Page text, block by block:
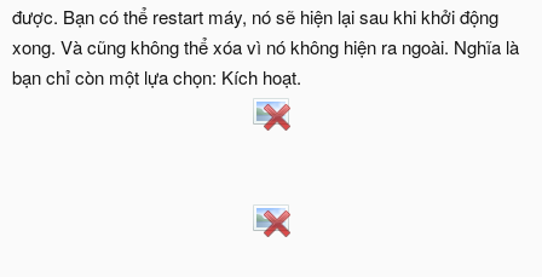
được. Bạn có thể restart máy, nó sẽ hiện lại sau khi khởi động
xong. Và cũng không thể xóa vì nó không hiện ra ngoài. Nghĩa là
bạn chỉ còn một lựa chọn: Kích hoạt.